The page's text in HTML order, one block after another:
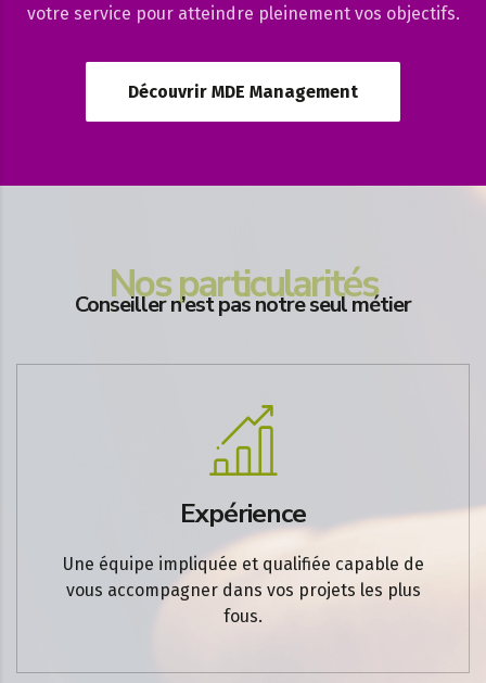
votre service pour atteindre pleinement vos objectifs.
Découvrir MDE Management
Nos particularités
Conseiller n’est pas notre seul métier
Expérience
Une équipe impliquée et qualifiée capable de
vous accompagner dans vos projets les plus
fous.